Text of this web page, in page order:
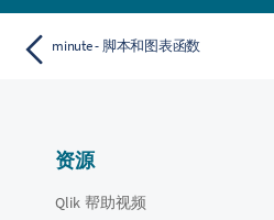
minute - 脚本和图表函数
资源
Qlik 帮助视频